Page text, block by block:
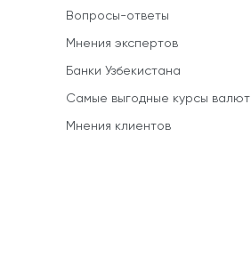
Вопросы-ответы
Мнения экспертов
Банки Узбекистана
Самые выгодные курсы валют
Мнения клиентов